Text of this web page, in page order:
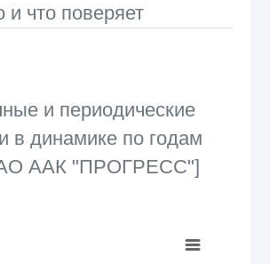
и что поверяет
и периодические
в динамике по годам
ААК "ПРОГРЕСС"]